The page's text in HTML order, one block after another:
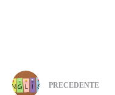
PRECEDENTE